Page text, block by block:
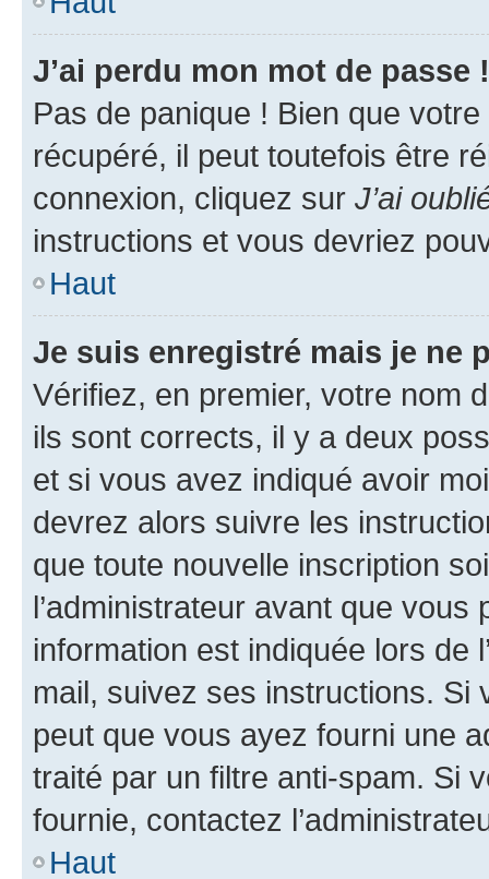
J’ai perdu mon mot de passe !
Pas de panique ! Bien que
récupéré, il peut toutefois être
connexion, cliquez sur J’ai
instructions et vous devriez
Haut
Je suis enregistré mais je ne
Vérifiez, en premier, votre nom
ils sont corrects, il y a deux
et si vous avez indiqué avoir
devrez alors suivre les
que toute nouvelle inscription
l’administrateur avant que
information est indiquée lors de
mail, suivez ses instructions. Si
peut que vous ayez fourni une
traité par un filtre anti-spam. Si
fournie, contactez
Haut